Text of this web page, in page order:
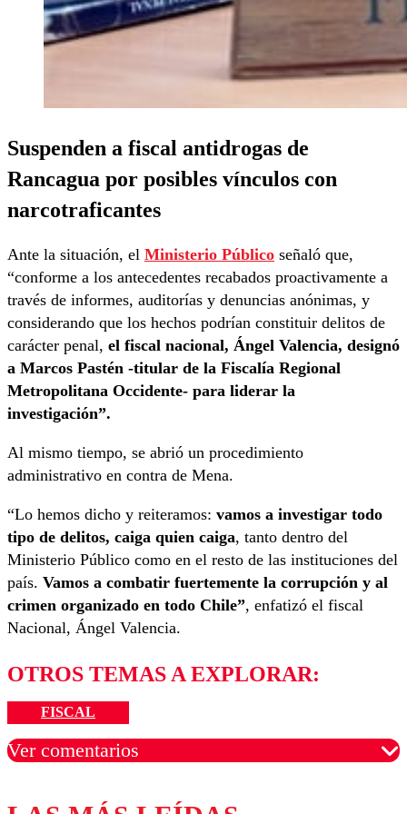
Suspenden a fiscal antidrogas de
Rancagua por posibles vínculos con
narcotraficantes
Ante la situación, el Ministerio Público señaló que,
“conforme a los antecedentes recabados proactivamente a
través de informes, auditorías y denuncias anónimas, y
considerando que los hechos podrían constituir delitos de
carácter penal, el fiscal nacional, Ángel Valencia, designó
a Marcos Pastén -titular de la Fiscalía Regional
Metropolitana Occidente- para liderar la
investigación”.
Al mismo tiempo, se abrió un procedimiento
administrativo en contra de Mena.
“Lo hemos dicho y reiteramos: vamos a investigar todo
tipo de delitos, caiga quien caiga, tanto dentro del
Ministerio Público como en el resto de las instituciones del
país. Vamos a combatir fuertemente la corrupción y al
crimen organizado en todo Chile”, enfatizó el fiscal
Nacional, Ángel Valencia.
OTROS TEMAS A EXPLORAR:
FISCAL
Ver comentarios
Los comentarios son moderados para garantizar un